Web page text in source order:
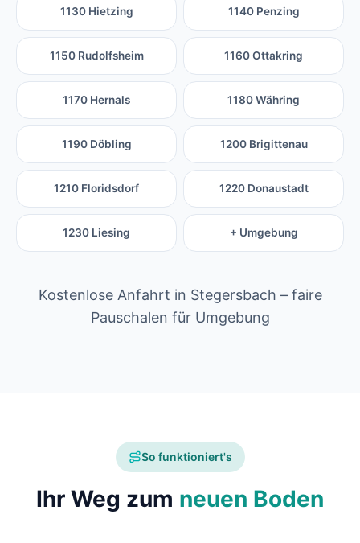
1130 Hietzing 1140 Penzing
1150 Rudolfsheim 1160 Ottakring
1170 Hernals 1180 Währing
1190 Döbling 1200 Brigittenau
1210 Floridsdorf 1220 Donaustadt
1230 Liesing + Umgebung
Kostenlose Anfahrt in Stegersbach – faire
Pauschalen für Umgebung
So funktioniert's
Ihr Weg zum neuen Boden